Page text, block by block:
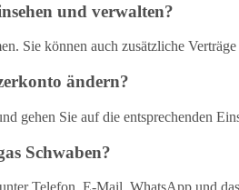
und verwalten?
Sie können auch zusätzliche
ändern?
gehen Sie auf die entsprechenden
Schwaben?